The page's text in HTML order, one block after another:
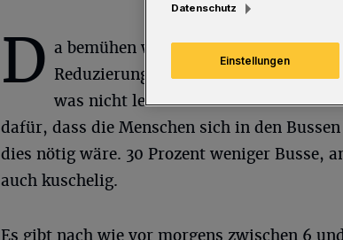
D a bemühen wir uns alle um die
Reduzierung sozialer Kontakte,
was nicht leicht fällt! Und die WSW
dafür, dass die Menschen sich in den
dies nötig wäre. 30 Prozent weniger Busse,
auch kuschelig.
Es gibt nach wie vor morgens zwischen 6
Datenschutz
Einstellungen